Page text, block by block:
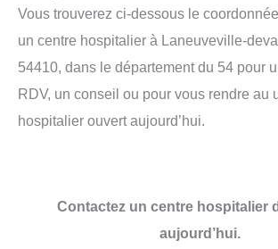
Vous trouverez ci-dessous le
un centre hospitalier à Laneuveville-
54410, dans le département du 54 pour
RDV, un conseil ou pour vous rendre au
hospitalier ouvert aujourd’hui.
Contactez un centre hospitalier
aujourd’hui.